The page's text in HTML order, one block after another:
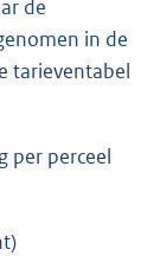
de
in de
tarieventabel
per perceel